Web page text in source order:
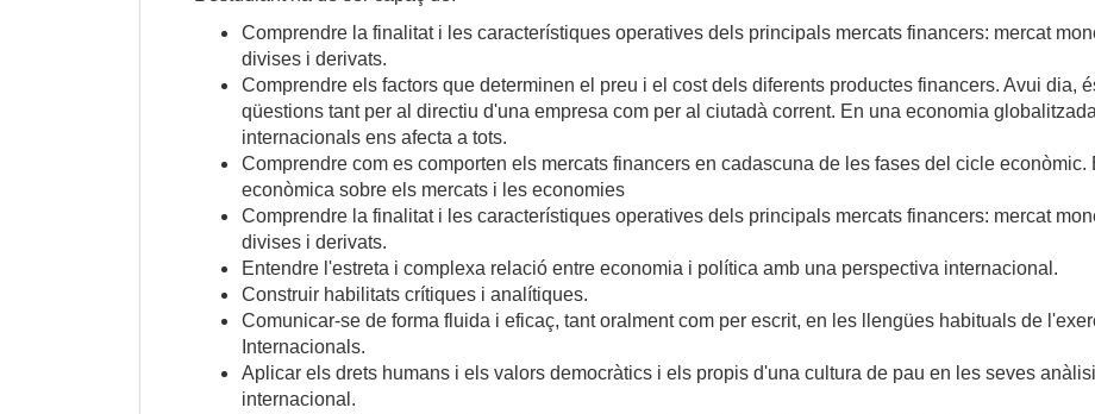
Comprendre la finalitat i les característiques operatives dels principals mercats financers: mercat
divises i derivats.
Comprendre els factors que determinen el preu i el cost dels diferents productes financers. Avui dia,
qüestions tant per al directiu d'una empresa com per al ciutadà corrent. En una economia
internacionals ens afecta a tots.
Comprendre com es comporten els mercats financers en cadascuna de les fases del cicle
econòmica sobre els mercats i les economies
Comprendre la finalitat i les característiques operatives dels principals mercats financers: mercat
divises i derivats.
Entendre l'estreta i complexa relació entre economia i política amb una perspectiva internacional.
Construir habilitats crítiques i analítiques.
Comunicar-se de forma fluida i eficaç, tant oralment com per escrit, en les llengües habituals de
Internacionals.
Aplicar els drets humans i els valors democràtics i els propis d'una cultura de pau en les seves
internacional.